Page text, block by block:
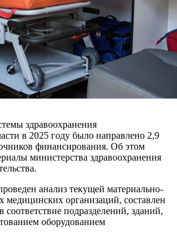
здравоохранения
в 2025 году было направлено 2,9
финансирования. Об этом
министерства здравоохранения
анализ текущей материально-
медицинских организаций, составлен
подразделений, зданий,
оборудованием